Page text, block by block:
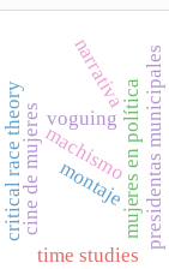
presidentas municipales
mujeres en política
machismo
cine de mujeres voguing
critical race theory
time studies
narrativa
montaje